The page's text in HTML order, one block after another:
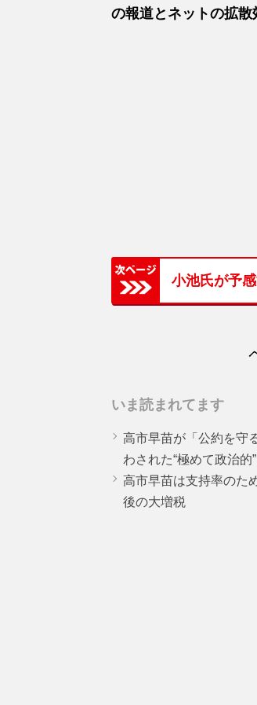
の報道とネットの拡散
小池氏が予
いま読まれてます
高市早苗が「公約を守
わされた“極めて政治的
高市早苗は支持率のた
後の大増税